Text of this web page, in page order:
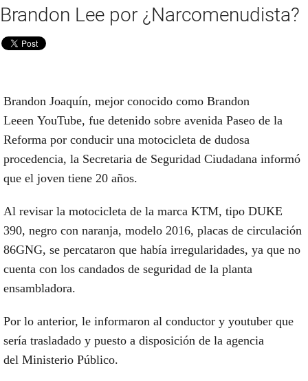
Brandon Lee por ¿Narcomenudista?
Brandon Joaquín, mejor conocido como Brandon
Leeen YouTube, fue detenido sobre avenida Paseo de la
Reforma por conducir una motocicleta de dudosa
procedencia, la Secretaria de Seguridad Ciudadana informó
que el joven tiene 20 años.
Al revisar la motocicleta de la marca KTM, tipo DUKE
390, negro con naranja, modelo 2016, placas de circulación
86GNG, se percataron que había irregularidades, ya que no
cuenta con los candados de seguridad de la planta
ensambladora.
Por lo anterior, le informaron al conductor y youtuber que
sería trasladado y puesto a disposición de la agencia
del Ministerio Público.